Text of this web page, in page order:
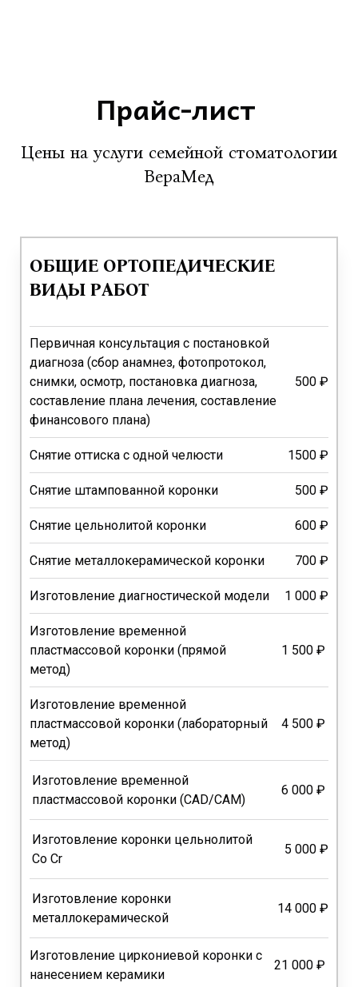
Прайс-лист
Цены на услуги семейной стоматологии
ВераМед
ОБЩИЕ ОРТОПЕДИЧЕСКИЕ
ВИДЫ РАБОТ
Первичная консультация с постановкой
диагноза (сбор анамнез, фотопротокол,
снимки, осмотр, постановка диагноза,
составление плана лечения, составление
финансового плана)
500 ₽
Снятие оттиска с одной челюсти 1500 ₽
Снятие штампованной коронки 500 ₽
Снятие цельнолитой коронки 600 ₽
Снятие металлокерамической коронки 700 ₽
Изготовление диагностической модели 1 000 ₽
Изготовление временной
пластмассовой коронки (прямой
метод)
1 500 ₽
Изготовление временной
пластмассовой коронки (лабораторный
метод)
4 500 ₽
Изготовление временной
пластмассовой коронки (CAD/CAM)
6 000 ₽
Изготовление коронки цельнолитой
Co Cr
5 000 ₽
Изготовление коронки
металлокерамической
14 000 ₽
Изготовление циркониевой коронки с
нанесением керамики
21 000 ₽